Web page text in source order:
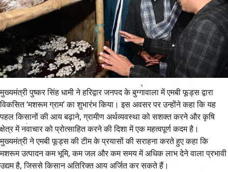
मुख्यमंत्री पुष्कर सिंह धामी ने हरिद्वार जनपद के बुग्गावाला में एमबी फूड्स द्वारा
विकसित ‘मशरूम ग्राम’ का शुभारंभ किया। इस अवसर पर उन्होंने कहा कि यह
पहल किसानों की आय बढ़ाने, ग्रामीण अर्थव्यवस्था को सशक्त करने और कृषि
क्षेत्र में नवाचार को प्रोत्साहित करने की दिशा में एक महत्वपूर्ण कदम है।
मुख्यमंत्री ने एमबी फूड्स की टीम के प्रयासों की सराहना करते हुए कहा कि
मशरूम उत्पादन कम भूमि, कम जल और कम समय में अधिक लाभ देने वाला प्रभावी
उद्यम है, जिससे किसान अतिरिक्त आय अर्जित कर सकते हैं।